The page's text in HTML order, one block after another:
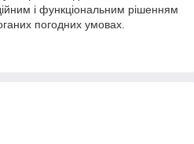
і функціональним рішенням
погодних умовах.